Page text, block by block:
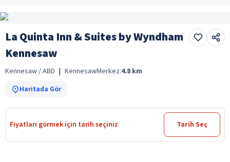
La Quinta Inn & Suites by Wyndham
Kennesaw
Kennesaw / ABD | KennesawMerkez:4.8 km
Haritada Gör
Fiyatları görmek için tarih seçiniz Tarih Seç